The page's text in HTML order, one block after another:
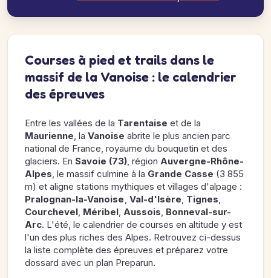
Courses à pied et trails dans le
massif de la Vanoise : le calendrier
des épreuves
Entre les vallées de la Tarentaise et de la
Maurienne, la Vanoise abrite le plus ancien parc
national de France, royaume du bouquetin et des
glaciers. En Savoie (73), région Auvergne-Rhône-
Alpes, le massif culmine à la Grande Casse (3 855
m) et aligne stations mythiques et villages d'alpage :
Pralognan-la-Vanoise, Val-d'Isère, Tignes,
Courchevel, Méribel, Aussois, Bonneval-sur-
Arc. L'été, le calendrier de courses en altitude y est
l'un des plus riches des Alpes. Retrouvez ci-dessus
la liste complète des épreuves et préparez votre
dossard avec un plan Preparun.